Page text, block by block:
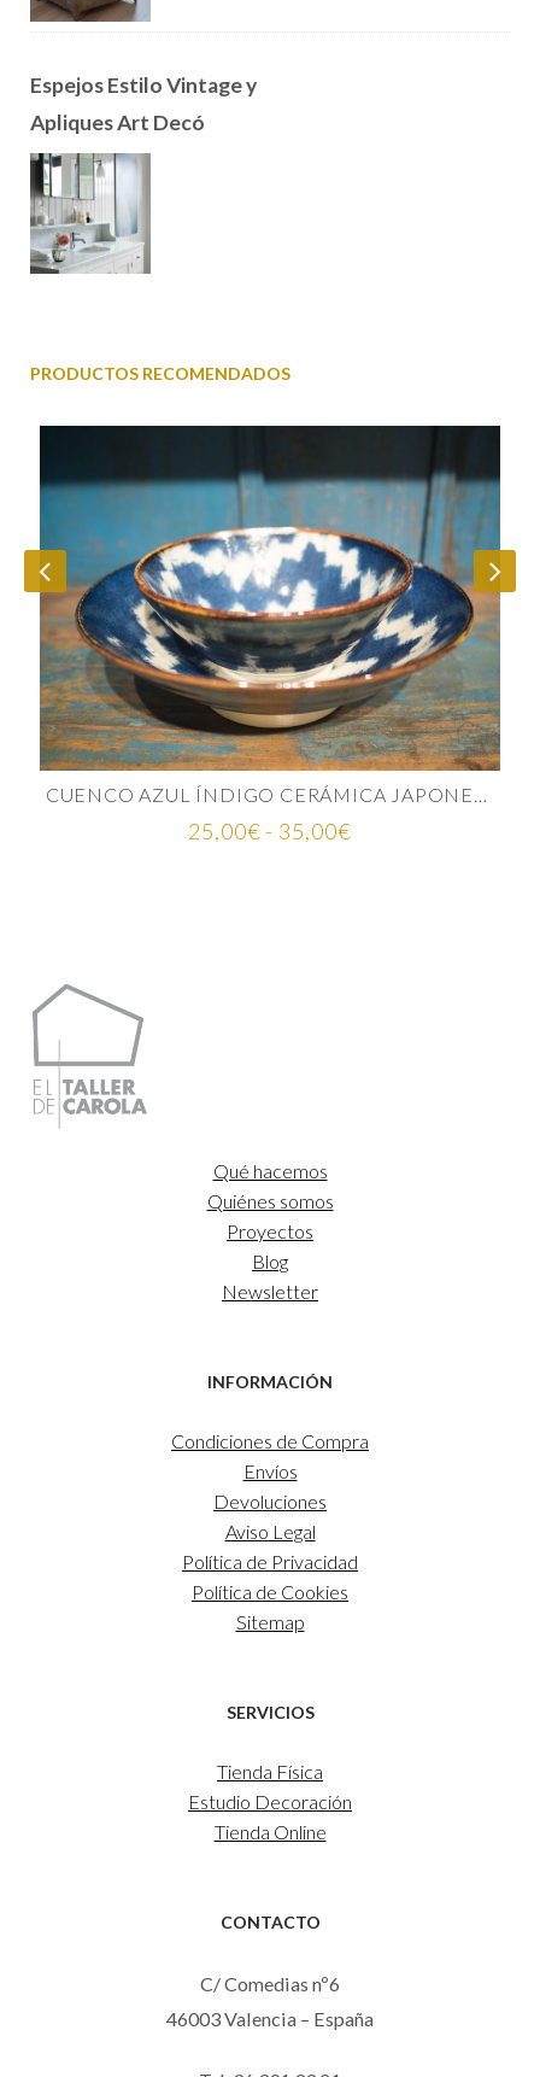
Espejos Estilo Vintage y
Apliques Art Decó
PRODUCTOS RECOMENDADOS
CUENCO AZUL ÍNDIGO CERÁMICA JAPONESA
25,00€ - 35,00€Rango
Qué hacemos
Quiénes somos
Proyectos
Blog
Newsletter
INFORMACIÓN
Condiciones de Compra
Envíos
Devoluciones
Aviso Legal
Política de Privacidad
Política de Cookies
Sitemap
SERVICIOS
Tienda Física
Estudio Decoración
Tienda Online
CONTACTO
C/ Comedias nº6
46003 Valencia – España